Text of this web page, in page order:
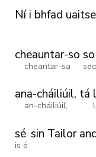
Ní i bhfad uaitse
cheauntar-so
cheantar-sa
so
seo
ana-cháiliúil,
an-cháiliúil,
tá
sé
is é
sin Tailor